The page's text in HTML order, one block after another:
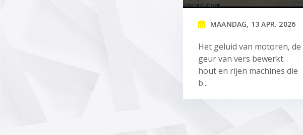
MAANDAG, 13 APR. 2026
Het geluid van motoren, de
geur van vers bewerkt
hout en rijen machines die
b...